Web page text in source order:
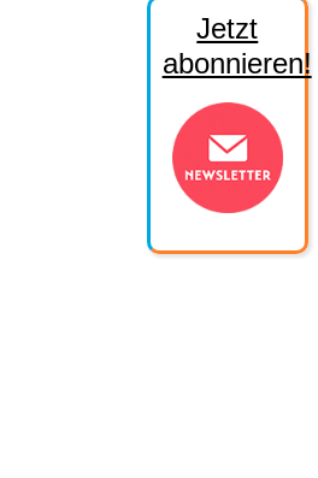
Jetzt
abonnieren!